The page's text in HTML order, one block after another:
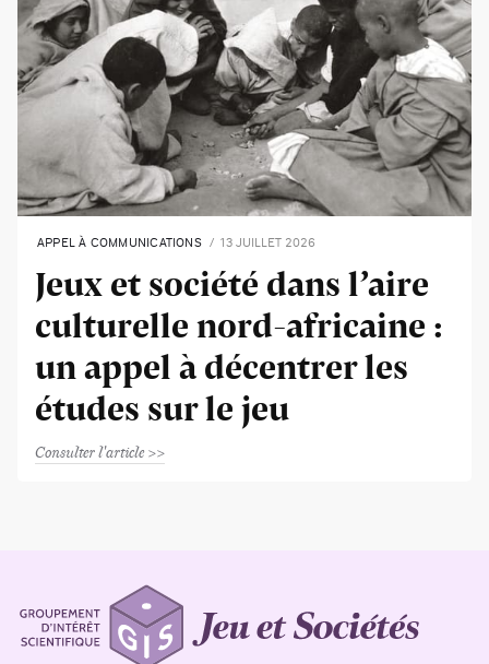
APPEL À COMMUNICATIONS 13 JUILLET 2026
Jeux et société dans l’aire
culturelle nord-africaine :
un appel à décentrer les
études sur le jeu
Consulter l'article